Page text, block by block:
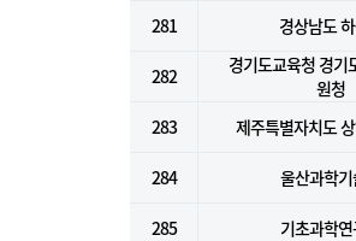
281
경상남도
282
경기도교육청 경기
원청
283
제주특별자치도
284 울산과학
285 기초과학